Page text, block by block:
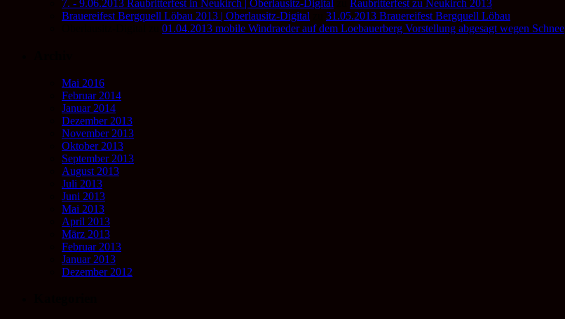
7. - 9.06.2013 Raubritterfest in Neukirch | Oberlausitz-Digital
Raubritterfest zu Neukirch 2013
Brauereifest Bergquell Löbau 2013 | Oberlausitz-Digital
31.05.2013 Brauereifest Bergquell Löbau
01.04.2013 mobile Windraeder auf dem Loebauerberg Vorstellung abgesagt wegen Schnee
Mai 2016
Februar 2014
Januar 2014
Dezember 2013
November 2013
Oktober 2013
September 2013
August 2013
Juli 2013
Juni 2013
Mai 2013
April 2013
März 2013
Februar 2013
Januar 2013
Dezember 2012